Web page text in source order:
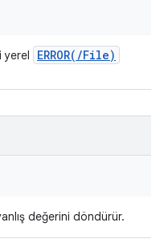
yerel ERROR( /File)
değerini döndürür.